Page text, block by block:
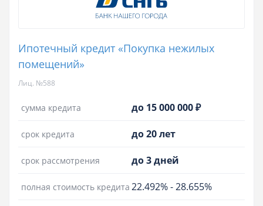
Ипотечный кредит «Покупка нежилых
помещений»
Лиц. №588
сумма кредита до 15 000 000 ₽
срок кредита до 20 лет
срок рассмотрения до 3 дней
полная стоимость кредита 22.492%-28.655%